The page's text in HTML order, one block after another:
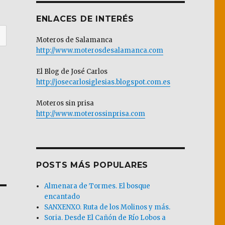
ENLACES DE INTERÉS
Moteros de Salamanca
http://www.moterosdesalamanca.com
El Blog de José Carlos
http://josecarlosiglesias.blogspot.com.es
Moteros sin prisa
http://www.moterossinprisa.com
POSTS MÁS POPULARES
Almenara de Tormes. El bosque
encantado
SANXENXO. Ruta de los Molinos y más.
Soria. Desde El Cañón de Río Lobos a